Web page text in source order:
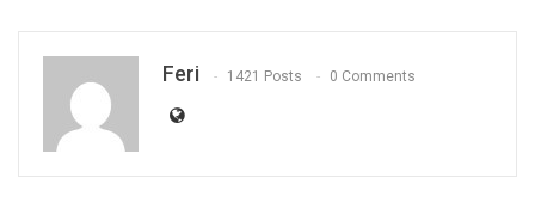
Feri 1421 Posts 0 Comments